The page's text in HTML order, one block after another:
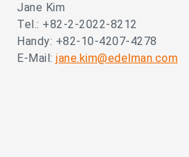
Jane Kim
Tel.: +82-2-2022-8212
Handy: +82-10-4207-4278
E-Mail: jane.kim@edelman.com